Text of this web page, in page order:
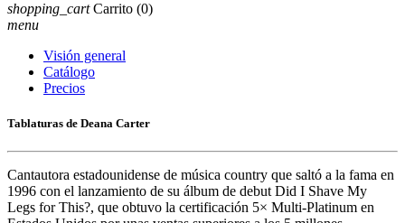
shopping_cart Carrito (0)
menu
Visión general
Catálogo
Precios
Tablaturas de Deana Carter
Cantautora estadounidense de música country que saltó a la fama en
1996 con el lanzamiento de su álbum de debut Did I Shave My
Legs for This?, que obtuvo la certificación 5× Multi-Platinum en